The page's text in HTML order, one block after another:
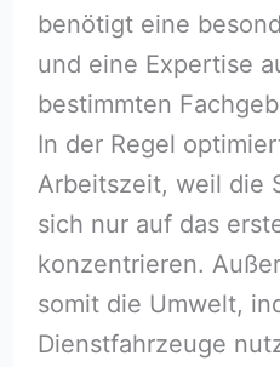
benötigt eine
und eine Expertise
bestimmten
In der Regel
Arbeitszeit, weil die
sich nur auf das
konzentrieren.
somit die Umwelt,
Dienstfahrzeuge